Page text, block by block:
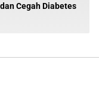
Cegah Diabetes